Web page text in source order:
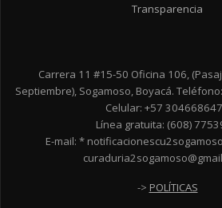
Transparencia
Carrera 11 #15-50 Oficina 106,
Septiembre), Sogamoso, Boyacá.
Celular: +57
Línea gratuita: (608)
E-mail: *
-> POLÍTICAS